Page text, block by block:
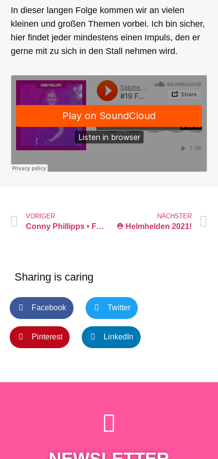
In dieser langen Folge kommen wir an vielen
kleinen und großen Themen vorbei. Ich bin sicher,
hier findet jeder mindestens einen Impuls, den er
gerne mit zu sich in den Stall nehmen wird.
VORIGER
Conny Phillipps • FN Physiotherapeutin für Pferde & Osteopathie
NÄCHSTER
⛑ Helmhelden 2021!
Sharing is caring
Facebook Twitter
Pinterest LinkedIn